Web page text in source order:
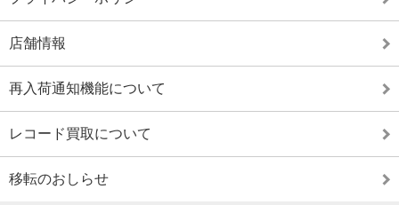
店舗情報
再入荷通知機能について
レコード買取について
移転のおしらせ